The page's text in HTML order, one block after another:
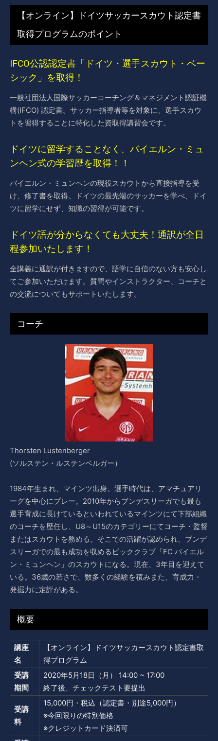
【オンライン】ドイツサッカースカウト認定書
取得プログラムのポイント
IFCO公認認定書「ドイツ・選手スカウト・ベー
シック」を取得！
一般社団法人国際サッカーコーチング＆マネジメント認証機
構(IFCO) 認定書。サッカー指導者等を対象に、選手スカウ
トを習得することに特化した資取得講習会です。
ドイツに留学することなく、バイエルン・ミュ
ンヘン式の学習歴を取得！！
バイエルン・ミュンヘンの現役スカウトから直接指導を受
け、修了書を取得。ドイツの最先端のサッカーを学べ、ドイ
ツに留学にせず、知識の習得が可能です。
ドイツ語が分からなくても大丈夫！通訳が全日
程参加いたします！
全講義に通訳が付きますので、語学に自信のない方も安心し
てご参加いただけます。質問やインストラクター、コーチと
の交流についてもサポートいたします。
コーチ
Thorsten Lustenberger
(ソルステン・ルステンベルガー）
1984年生まれ、マインツ出身。選手時代は、アマチュアリ
ーグを中心にプレー。2010年からブンデスリーガでも最も
選手育成に長けているといわれているマインツにて下部組織
のコーチを歴任し、U8～U15のカテゴリーにてコーチ・監督
またはスカウトを務める。そこでの活躍が認められ、ブンデ
スリーガでの最も成功を収めるビッククラブ「FC バイエル
ン・ミュンヘン」のスカウトになる。現在、3年目を迎えて
いる。36歳の若さで、数多くの経験を積みまた、育成力・
発掘力に定評がある。
概要
講座
名
【オンライン】ドイツサッカースカウト認定書取
得プログラム
受講
期間
2020年5月18日（月） 14:00 ~ 17:00
終了後、チェックテスト要提出
受講
料
15,000円・税込（認定書・別途5,000円）
※今回限りの特別価格
※クレジットカード決済可